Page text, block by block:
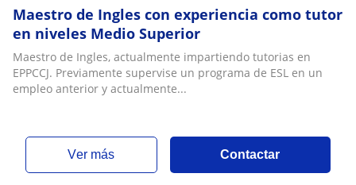
Maestro de Ingles con experiencia como tutor
en niveles Medio Superior
Maestro de Ingles, actualmente impartiendo tutorias en
EPPCCJ. Previamente supervise un programa de ESL en un
empleo anterior y actualmente...
ver más Contactar